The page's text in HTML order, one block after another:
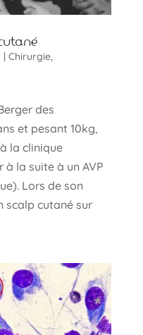
| Chirurgie,
des
et pesant 10kg,
la clinique
la suite à un AVP
Lors de son
scalp cutané sur